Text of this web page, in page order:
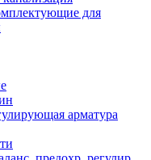
для
арматура